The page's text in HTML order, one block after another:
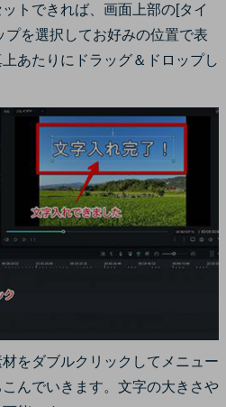
トできれば、画面上部の[タイ
プを選択してお好みの位置で表
あたりにドラッグ＆ドロップし
をダブルクリックしてメニュー
んでいきます。文字の大きさや